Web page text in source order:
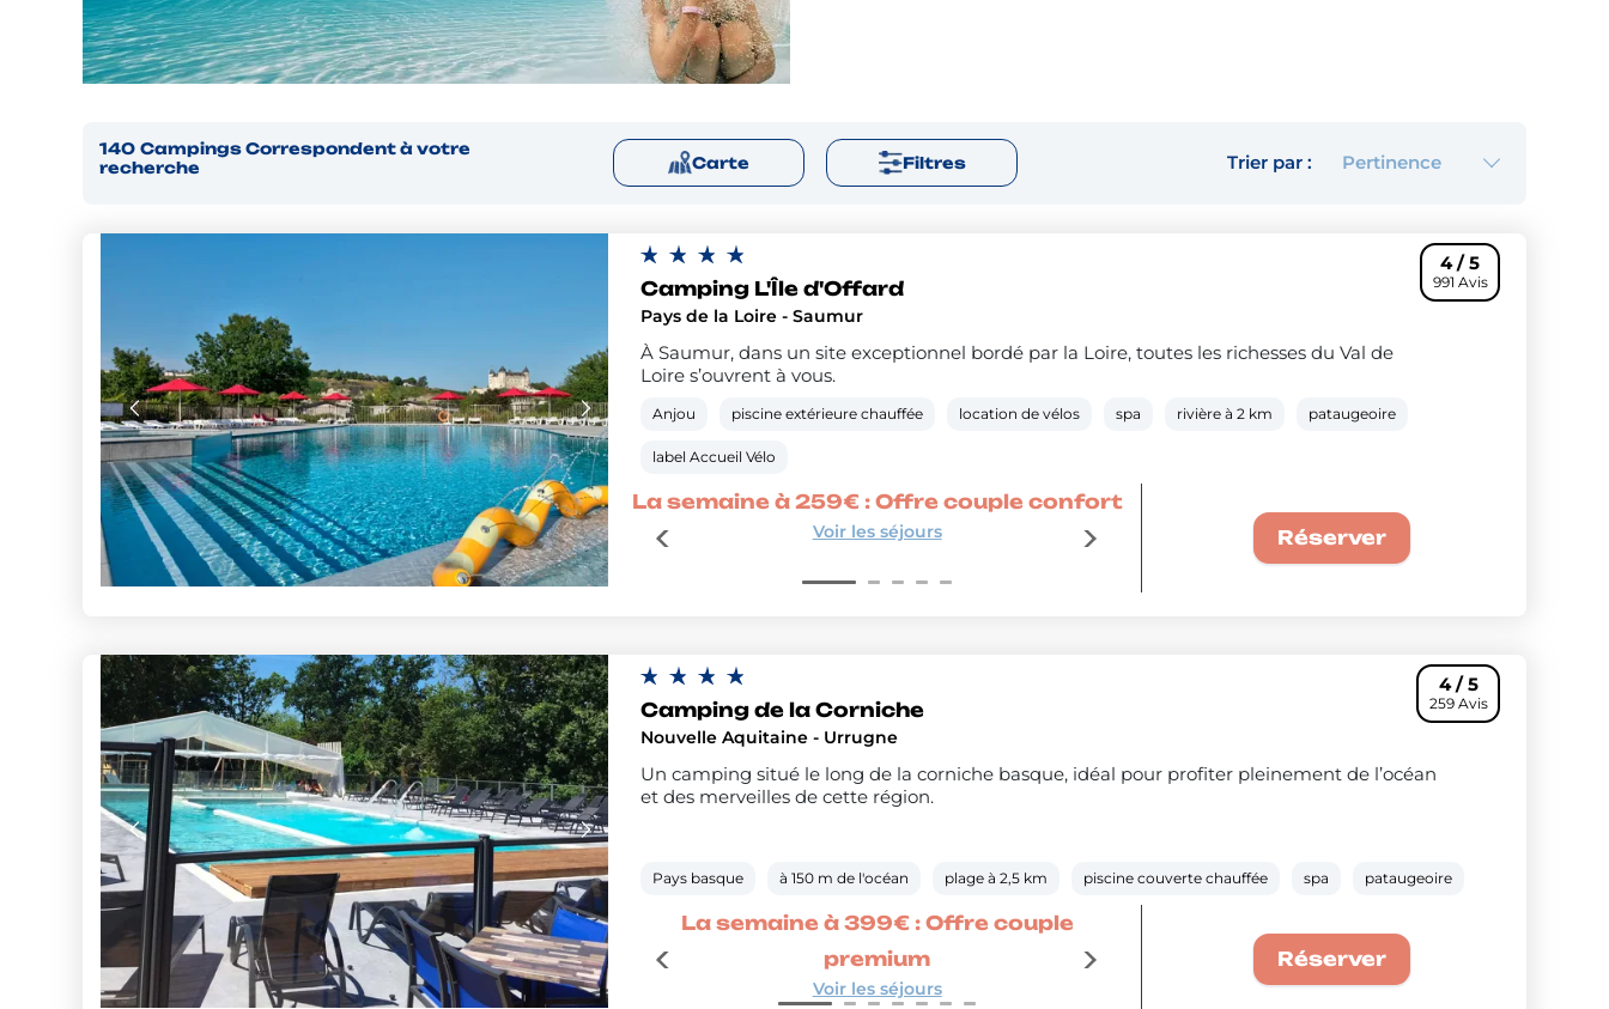
140 CampingsCorrespondent à votre
recherche
Carte Filtres Trier par : Pertinence
4 / 5
991 Avis
Camping L'Île d'Offard
Pays de la Loire - Saumur
À Saumur, dans un site exceptionnel bordé par la Loire, toutes les richesses du Val de
Loire s’ouvrent à vous.
Anjou piscine extérieure chauffée location de vélos spa rivière à 2 km pataugeoire
label Accueil Vélo
La semaine à 329€ : Offre couple
premium
Voir les séjours
La semaine à 259€ : Offre couple confort
Voir les séjours
standard
Voir les séjours
Réserver
4 / 5
259 Avis
Camping de la Corniche
Nouvelle Aquitaine - Urrugne
Un camping situé le long de la corniche basque, idéal pour profiter pleinement de l’océan
et des merveilles de cette région.
Pays basque à 150 m de l'océan plage à 2,5 km piscine couverte chauffée spa pataugeoire
-20% : Dernière minute d’été
Voir les séjours
La semaine à 399€ : Offre couple
premium
Voir les séjours
premium
Voir les séjours
Réserver